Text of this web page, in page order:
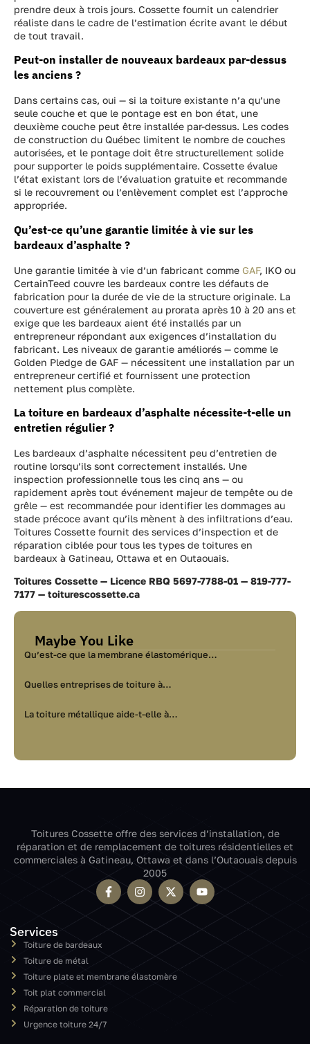
prendre deux à trois jours. Cossette fournit un calendrier
réaliste dans le cadre de l’estimation écrite avant le début
de tout travail.
Peut-on installer de nouveaux bardeaux par-dessus
les anciens ?
Dans certains cas, oui — si la toiture existante n’a qu’une
seule couche et que le pontage est en bon état, une
deuxième couche peut être installée par-dessus. Les codes
de construction du Québec limitent le nombre de couches
autorisées, et le pontage doit être structurellement solide
pour supporter le poids supplémentaire. Cossette évalue
l’état existant lors de l’évaluation gratuite et recommande
si le recouvrement ou l’enlèvement complet est l’approche
appropriée.
Qu’est-ce qu’une garantie limitée à vie sur les
bardeaux d’asphalte ?
Une garantie limitée à vie d’un fabricant comme GAF, IKO ou
CertainTeed couvre les bardeaux contre les défauts de
fabrication pour la durée de vie de la structure originale. La
couverture est généralement au prorata après 10 à 20 ans et
exige que les bardeaux aient été installés par un
entrepreneur répondant aux exigences d’installation du
fabricant. Les niveaux de garantie améliorés — comme le
Golden Pledge de GAF — nécessitent une installation par un
entrepreneur certifié et fournissent une protection
nettement plus complète.
La toiture en bardeaux d’asphalte nécessite-t-elle un
entretien régulier ?
Les bardeaux d’asphalte nécessitent peu d’entretien de
routine lorsqu’ils sont correctement installés. Une
inspection professionnelle tous les cinq ans — ou
rapidement après tout événement majeur de tempête ou de
grêle — est recommandée pour identifier les dommages au
stade précoce avant qu’ils mènent à des infiltrations d’eau.
Toitures Cossette fournit des services d’inspection et de
réparation ciblée pour tous les types de toitures en
bardeaux à Gatineau, Ottawa et en Outaouais.
Toitures Cossette — Licence RBQ 5697-7788-01 — 819-777-
7177 — toiturescossette.ca
Maybe You Like
Qu’est-ce que la membrane élastomérique…
Quelles entreprises de toiture à…
La toiture métallique aide-t-elle à…
Toitures Cossette offre des services d’installation, de
réparation et de remplacement de toitures résidentielles et
commerciales à Gatineau, Ottawa et dans l’Outaouais depuis
2005
Services
Toiture de bardeaux
Toiture de métal
Toiture plate et membrane élastomère
Toit plat commercial
Réparation de toiture
Urgence toiture 24/7